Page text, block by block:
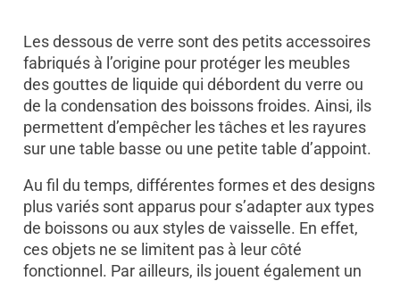
Les dessous de verre sont des petits accessoires
fabriqués à l’origine pour protéger les meubles
des gouttes de liquide qui débordent du verre ou
de la condensation des boissons froides. Ainsi, ils
permettent d’empêcher les tâches et les rayures
sur une table basse ou une petite table d’appoint.
Au fil du temps, différentes formes et des designs
plus variés sont apparus pour s’adapter aux types
de boissons ou aux styles de vaisselle. En effet,
ces objets ne se limitent pas à leur côté
fonctionnel. Par ailleurs, ils jouent également un